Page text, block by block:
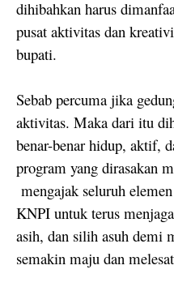
dihibahkan harus
pusat aktivitas dan
bupati.
Sebab percuma jika
aktivitas. Maka dari itu
benar-benar hidup, aktif,
program yang dirasakan
mengajak seluruh
KNPI untuk terus
asih, dan silih asuh demi
semakin maju dan